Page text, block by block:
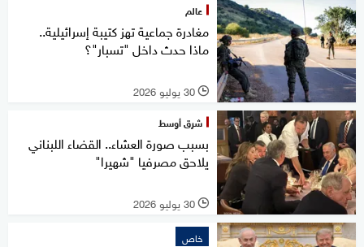
عالم
مغادرة جماعية تهز كتيبة إسرائيلية..
ماذا حدث داخل "تسبار"؟
l 30 يوليو 2026
شرق أوسط
بسبب صورة العشاء.. القضاء اللبناني
يلاحق مصرفيا "شهيرا"
l 30 يوليو 2026
خاص